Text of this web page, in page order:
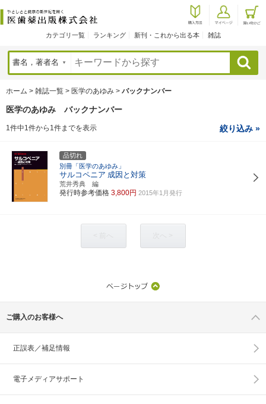
カテゴリ一覧 ランキング 新刊・これから出る本 雑誌
検索
ホーム > 雑誌一覧 > 医学のあゆみ > バックナンバー
医学のあゆみ バックナンバー
1件中1件から1件までを表示 絞り込み »
品切れ
別冊「医学のあゆみ」
サルコペニア 成因と対策
荒井秀典 編
発行時参考価格 3,800円 2015年1月発行
ご購入のお客様へ
正誤表／補足情報
電子メディアサポート